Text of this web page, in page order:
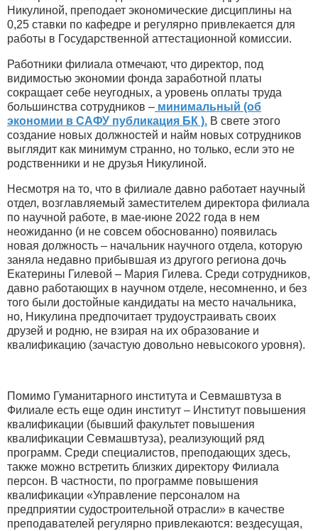
Никулиной, преподает экономические дисциплины на
0,25 ставки по кафедре и регулярно привлекается для
работы в Государственной аттестационной комиссии.
Работники филиала отмечают, что директор, под
видимостью экономии фонда заработной платы
сокращает себе неугодных, а уровень оплаты труда
большинства сотрудников – минимальный (об
экономии в САФУ публикация БК ). В свете этого
создание новых должностей и найм новых сотрудников
выглядит как минимум странно, но только, если это не
родственники и не друзья Никулиной.
Несмотря на то, что в филиале давно работает научный
отдел, возглавляемый заместителем директора филиала
по научной работе, в мае-июне 2022 года в нем
неожиданно (и не совсем обоснованно) появилась
новая должность – начальник научного отдела, которую
заняла недавно прибывшая из другого региона дочь
Екатерины Гилевой – Мария Гилева. Среди сотрудников,
давно работающих в научном отделе, несомненно, и без
того были достойные кандидаты на место начальника,
но, Никулина предпочитает трудоустраивать своих
друзей и родню, не взирая на их образование и
квалификацию (зачастую довольно невысокого уровня).
Помимо Гуманитарного института и Севмашвтуза в
Филиале есть еще один институт – Институт повышения
квалификации (бывший факультет повышения
квалификации Севмашвтуза), реализующий ряд
программ. Среди специалистов, преподающих здесь,
также можно встретить близких директору Филиала
персон. В частности, по программе повышения
квалификации «Управление персоналом на
предприятии судостроительной отрасли» в качестве
преподавателей регулярно привлекаются: вездесущая,